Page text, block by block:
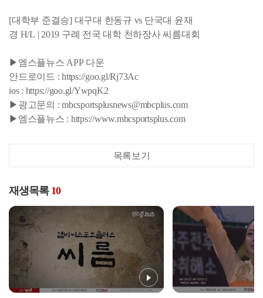
[대학부 준결승] 대구대 한동규 vs 단국대 윤재
경 H/L | 2019 구례 전국 대학 천하장사 씨름대회
▶엠스플뉴스 APP 다운
안드로이드 : https://goo.gl/Rj73Ac
ios : https://goo.gl/YwpqK2
▶광고문의 : mbcsportsplusnews@mbcplus.com
▶엠스플뉴스 : https://www.mbcsportsplus.com
목록보기
재생목록 10